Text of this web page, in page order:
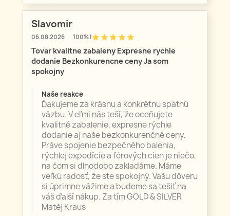
Slavomir
06.08.2026 100% |starstarstarstarstar
Tovar kvalitne zabaleny Expresne rychle
dodanie Bezkonkurencne ceny Ja som
spokojny
Naše reakce
Ďakujeme za krásnu a konkrétnu spätnú
väzbu. V eľmi nás teší, že oceňujete
kvalitné zabalenie, expresne rýchle
dodanie aj naše bezkonkurenčné ceny.
Práve spojenie bezpečného balenia,
rýchlej expedície a férových cien je niečo,
na čom si dlhodobo zakladáme. Máme
veľkú radosť, že ste spokojný. Vašu dôveru
si úprimne vážime a budeme sa tešiť na
váš ďalší nákup. Za tím GOLD & SILVER
Matěj Kraus